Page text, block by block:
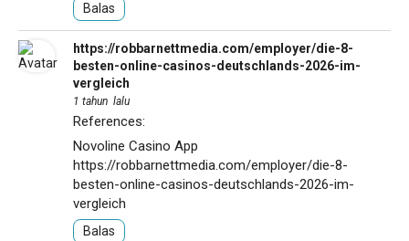
Balas
https://robbarnettmedia.com/employer/die-8-
besten-online-casinos-deutschlands-2026-im-
vergleich
1 tahun lalu
References:
Novoline Casino App
https://robbarnettmedia.com/employer/die-8-
besten-online-casinos-deutschlands-2026-im-
vergleich
Balas